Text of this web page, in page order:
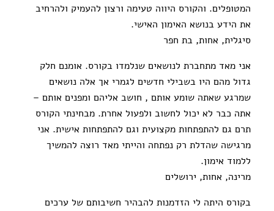
המטופלים. והקורס היווה טעימה ורצון להעמיק ולהרחיב
את הידע בנושא האימון האישי.
סיגלית, אחות, בת חפר
אני מאד מתחברת לנושאים שנלמדו בקורס. אומנם חלק
גדול מהם היו בשבילי חדשים לגמרי אך אלה נושאים
שמרגע שאתה שומע אותם , חושב אליהם ומפנים אותם –
אתה כבר לא יכול לחשוב ולפעול אחרת. מבחינתי הקורס
תרם גם להתפתחות מקצועית וגם להתפתחות אישית. אני
מרגישה שהדלת רק נפתחה והייתי מאד רוצה להמשיך
ללמוד אימון.
מרינה, אחות, ירושלים
בקורס היתה לי הזדמנות להבהיר חשיבותם של ערכים